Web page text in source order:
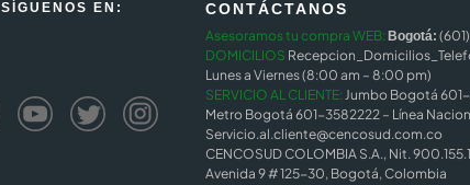
SÍGUENOS EN: CONTÁCTANOS
Asesoramos tu compra WEB: Bogotá:
DOMICILIOS
Lunes a Viernes (8:00 am – 8:00 pm)
SERVICIO AL CLIENTE: Jumbo Bogotá
Metro Bogotá 601-3582222 – Línea
Servicio.al.cliente@cencosud.com.co
CENCOSUD COLOMBIA S.A., Nit.
Avenida 9 # 125-30, Bogotá, Colombia